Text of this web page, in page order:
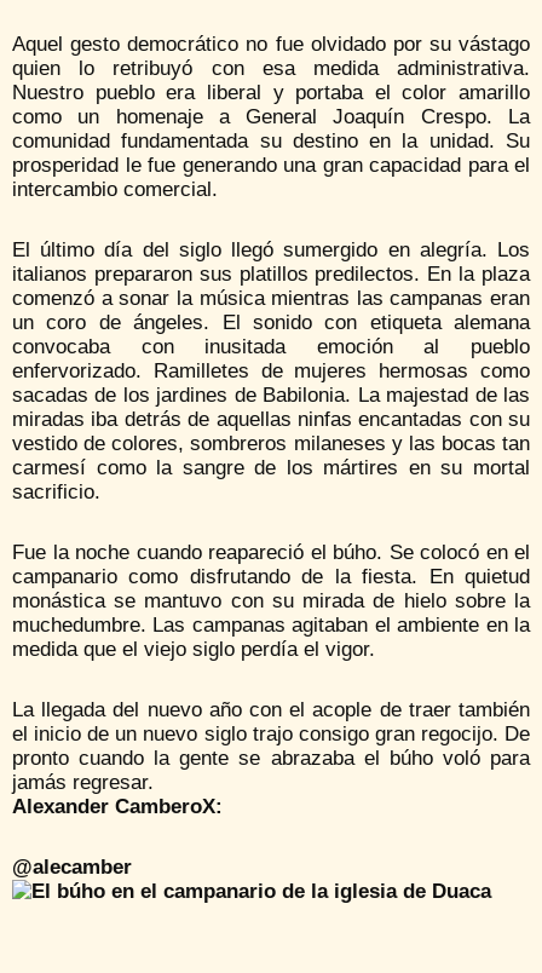
Aquel gesto democrático no fue olvidado por su vástago
quien lo retribuyó con esa medida administrativa.
Nuestro pueblo era liberal y portaba el color amarillo
como un homenaje a General Joaquín Crespo. La
comunidad fundamentada su destino en la unidad. Su
prosperidad le fue generando una gran capacidad para el
intercambio comercial.
El último día del siglo llegó sumergido en alegría. Los
italianos prepararon sus platillos predilectos. En la plaza
comenzó a sonar la música mientras las campanas eran
un coro de ángeles. El sonido con etiqueta alemana
convocaba con inusitada emoción al pueblo
enfervorizado. Ramilletes de mujeres hermosas como
sacadas de los jardines de Babilonia. La majestad de las
miradas iba detrás de aquellas ninfas encantadas con su
vestido de colores, sombreros milaneses y las bocas tan
carmesí como la sangre de los mártires en su mortal
sacrificio.
Fue la noche cuando reapareció el búho. Se colocó en el
campanario como disfrutando de la fiesta. En quietud
monástica se mantuvo con su mirada de hielo sobre la
muchedumbre. Las campanas agitaban el ambiente en la
medida que el viejo siglo perdía el vigor.
La llegada del nuevo año con el acople de traer también
el inicio de un nuevo siglo trajo consigo gran regocijo. De
pronto cuando la gente se abrazaba el búho voló para
jamás regresar.
Alexander CamberoX:
@alecamber